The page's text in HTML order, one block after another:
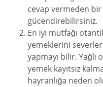
cevap vermeden bir
gücendirebilirsiniz.
En iyi mutfağı
yemeklerini
yapmayı bilir. Yağlı
yemek kayıtsız
hayranlığa neden